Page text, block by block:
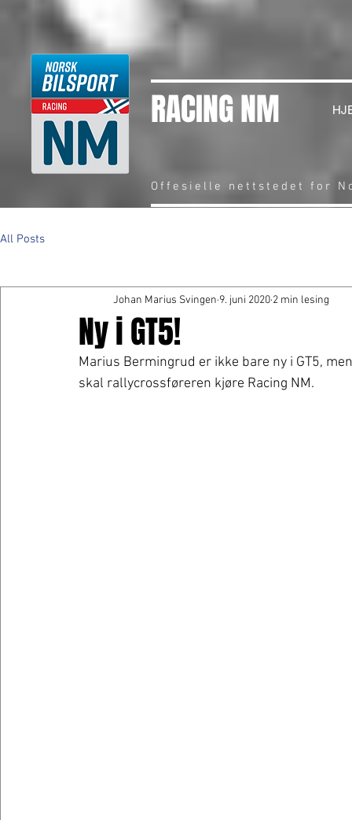
RACING NM
Offesielle nettstedet for
All Posts
Ny i GT5!
Johan Marius Svingen 9. juni 2020 2 min lesing
Marius Bermingrud er ikke bare ny i GT5,
skal rallycrossføreren kjøre Racing NM.